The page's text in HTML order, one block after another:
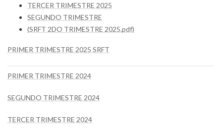
TERCER TRIMESTRE 2025
SEGUNDO TRIMESTRE
(SRFT 2DO TRIMESTRE 2025.pdf)
PRIMER TRIMESTRE 2025 SRFT
PRIMER TRIMESTRE 2024
SEGUNDO TRIMESTRE 2024
TERCER TRIMESTRE 2024